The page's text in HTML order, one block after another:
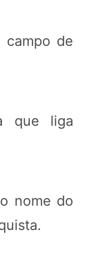
campo de
que liga
nome do